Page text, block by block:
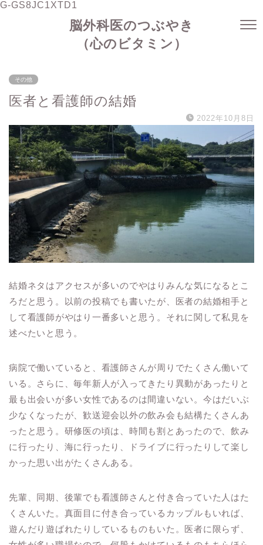
G-GS8JC1XTD1
脳外科医のつぶやき
（心のビタミン）
その他
医者と看護師の結婚
2022年10月8日
結婚ネタはアクセスが多いのでやはりみんな気になるとこ
ろだと思う。以前の投稿でも書いたが、医者の結婚相手と
して看護師がやはり一番多いと思う。それに関して私見を
述べたいと思う。
病院で働いていると、看護師さんが周りでたくさん働いて
いる。さらに、毎年新人が入ってきたり異動があったりと
最も出会いが多い女性であるのは間違いない。今はだいぶ
少なくなったが、歓送迎会以外の飲み会も結構たくさんあ
ったと思う。研修医の頃は、時間も割とあったので、飲み
に行ったり、海に行ったり、ドライブに行ったりして楽し
かった思い出がたくさんある。
先輩、同期、後輩でも看護師さんと付き合っていた人はた
くさんいた。真面目に付き合っているカップルもいれば、
遊んだり遊ばれたりしているものもいた。医者に限らず、